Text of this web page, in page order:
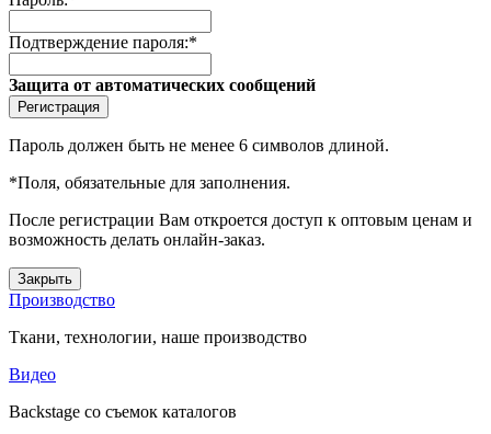
Подтверждение пароля:*
Защита от автоматических сообщений
Пароль должен быть не менее 6 символов длиной.
*Поля, обязательные для заполнения.
После регистрации Вам откроется доступ к оптовым ценам и
возможность делать онлайн-заказ.
Закрыть
Производство
Ткани, технологии, наше производство
Видео
Backstage со съемок каталогов